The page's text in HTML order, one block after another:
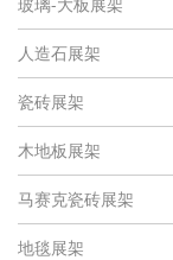
人造石展架
瓷砖展架
木地板展架
马赛克瓷砖展架
地毯展架